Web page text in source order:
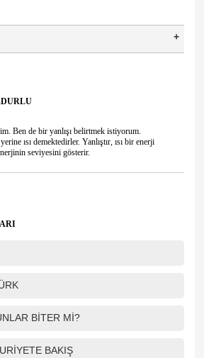
Ben de bir yanlışı belirtmek istiyorum.
ısı demektedirler. Yanlıştır, ısı bir enerji
seviyesini gösterir.
BİTER Mİ?
BAKIŞ